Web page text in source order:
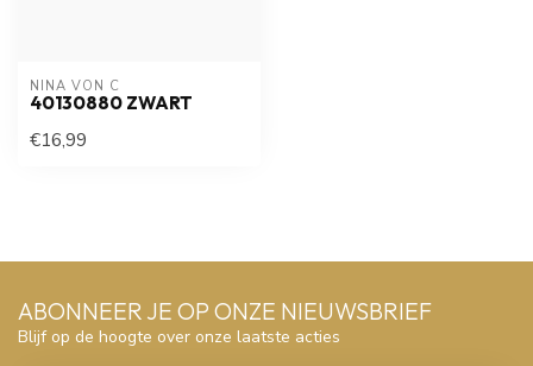
NINA VON C
40130880 ZWART
€16,99
ABONNEER JE OP ONZE NIEUWSBRIEF
Blijf op de hoogte over onze laatste acties